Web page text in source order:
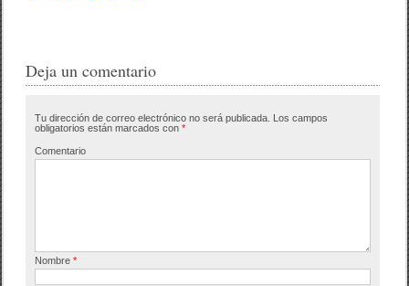
e
o
o
er p
tir
Deja un comentario
Tu dirección de correo electrónico no será publicada. Los campos
obligatorios están marcados con*
Comentario
Nombre*